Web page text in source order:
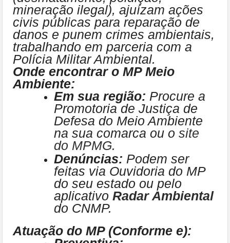
mineração ilegal), ajuízam ações
civis públicas para reparação de
danos e punem crimes ambientais,
trabalhando em parceria com a
Polícia Militar Ambiental.
Onde encontrar o MP Meio
Ambiente:
Em sua região: Procure a
Promotoria de Justiça de
Defesa do Meio Ambiente
na sua comarca ou osite
do MPMG.
Denúncias: Podem ser
feitas via Ouvidoria do MP
do seu estado ou pelo
aplicativoRadar Ambiental
do CNMP.
Atuação do MP (Conforme e):